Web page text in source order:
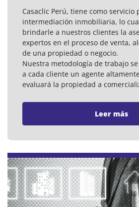
Casaclic Perú, tiene como servicio
intermediación inmobiliaria, lo
brindarle a nuestros clientes la
expertos en el proceso de venta,
de una propiedad o negocio.
Nuestra metodología de trabajo
a cada cliente un agente
evaluará la propiedad a
Leer más